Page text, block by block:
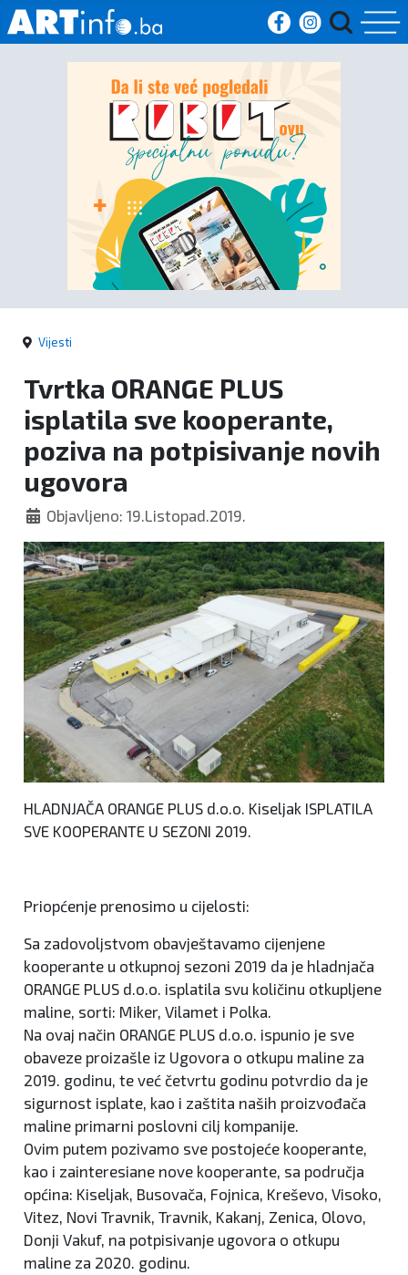
Početna
Kultura
kronika
Politika
Zanimljivosti
Vijesti
Tvrtka ORANGE PLUS
isplatila sve kooperante,
poziva na potpisivanje novih
ugovora
Objavljeno: 19.Listopad.2019.
HLADNJAČA ORANGE PLUS d.o.o. Kiseljak ISPLATILA
SVE KOOPERANTE U SEZONI 2019.
Priopćenje prenosimo u cijelosti:
Sa zadovoljstvom obavještavamo cijenjene
kooperante u otkupnoj sezoni 2019 da je hladnjača
ORANGE PLUS d.o.o. isplatila svu količinu otkupljene
maline, sorti: Miker, Vilamet i Polka.
Na ovaj način ORANGE PLUS d.o.o. ispunio je sve
obaveze proizašle iz Ugovora o otkupu maline za
2019. godinu, te već četvrtu godinu potvrdio da je
sigurnost isplate, kao i zaštita naših proizvođača
maline primarni poslovni cilj kompanije.
Ovim putem pozivamo sve postojeće kooperante,
kao i zainteresiane nove kooperante, sa područja
općina: Kiseljak, Busovača, Fojnica, Kreševo, Visoko,
Vitez, Novi Travnik, Travnik, Kakanj, Zenica, Olovo,
Donji Vakuf, na potpisivanje ugovora o otkupu
maline za 2020. godinu.